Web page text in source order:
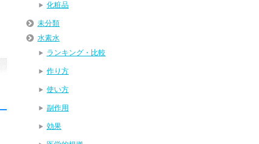
化粧品
未分類
水素水
ランキング・比較
作り方
使い方
副作用
効果